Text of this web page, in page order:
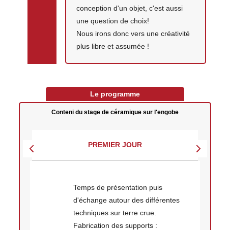
conception d'un objet, c'est aussi
une question de choix!
Nous irons donc vers une créativité
plus libre et assumée !
Le programme
Conteni du stage de céramique sur l'engobe
PREMIER JOUR
Temps de présentation puis
d'échange autour des différentes
techniques sur terre crue.
Fabrication des supports :